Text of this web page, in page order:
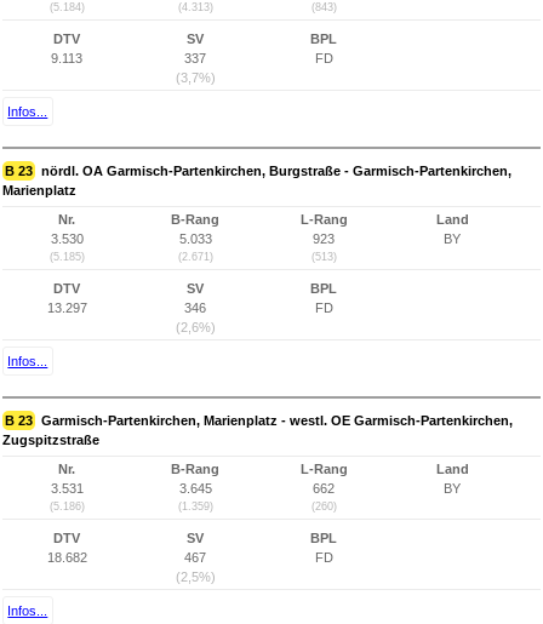
(5.184) (4.313) (843)
DTV
9.113
SV
337
(3,7%)
BPL
FD
Infos...
B 23 nördl. OA Garmisch-Partenkirchen, Burgstraße - Garmisch-Partenkirchen,
Marienplatz
Nr.
3.530
(5.185)
B-Rang
5.033
(2.671)
L-Rang
923
(513)
Land
BY
DTV
13.297
SV
346
(2,6%)
BPL
FD
Infos...
B 23 Garmisch-Partenkirchen, Marienplatz - westl. OE Garmisch-Partenkirchen,
Zugspitzstraße
Nr.
3.531
(5.186)
B-Rang
3.645
(1.359)
L-Rang
662
(260)
Land
BY
DTV
18.682
SV
467
(2,5%)
BPL
FD
Infos...